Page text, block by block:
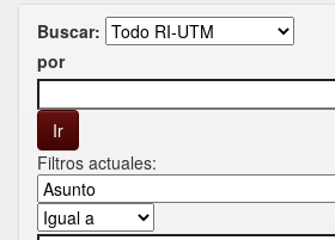
Buscar:
por
Filtros actuales: